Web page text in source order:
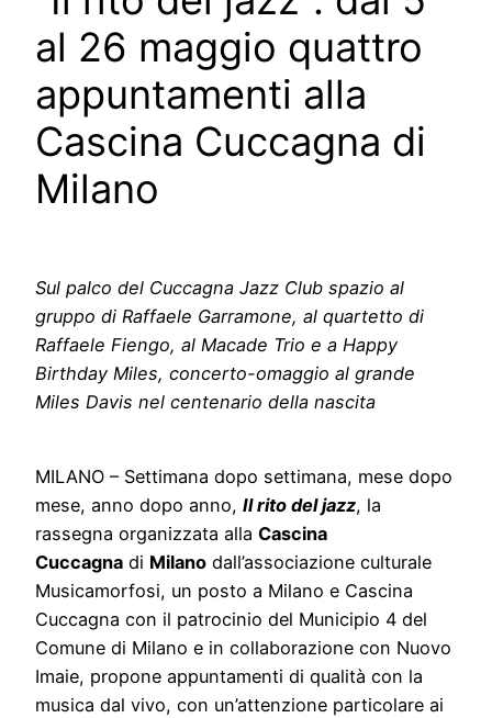
al 26 maggio quattro
appuntamenti alla
Cascina Cuccagna di
Milano
Sul palco del Cuccagna Jazz Club spazio al
gruppo di Raffaele Garramone, al quartetto di
Raffaele Fiengo, al Macade Trio e a Happy
Birthday Miles, concerto-omaggio al grande
Miles Davis nel centenario della nascita
MILANO – Settimana dopo settimana, mese dopo
mese, anno dopo anno, Il rito del jazz, la
rassegna organizzata alla Cascina
Cuccagna di Milano dall’associazione culturale
Musicamorfosi, un posto a Milano e Cascina
Cuccagna con il patrocinio del Municipio 4 del
Comune di Milano e in collaborazione con Nuovo
Imaie, propone appuntamenti di qualità con la
musica dal vivo, con un’attenzione particolare ai